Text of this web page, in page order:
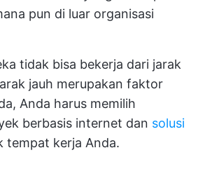
pun di luar organisasi
tidak bisa bekerja dari jarak
jauh merupakan faktor
Anda harus memilih
berbasis internet dan solusi
tempat kerja Anda.